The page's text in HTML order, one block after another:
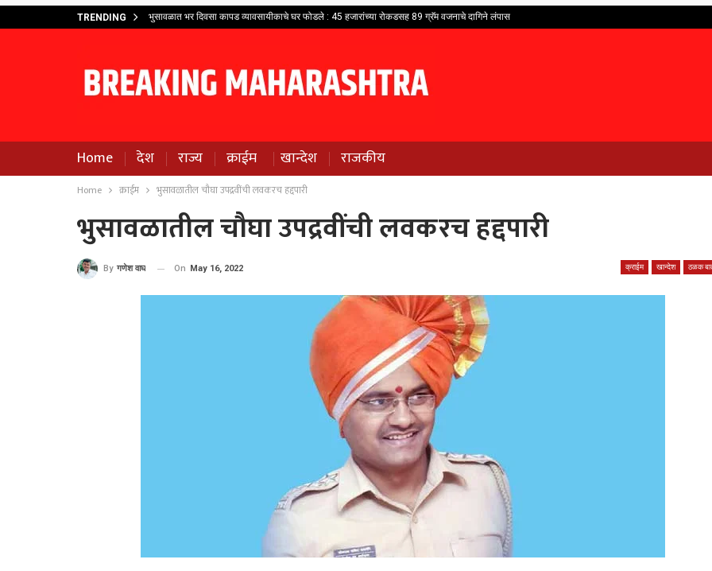
TRENDING भुसावळात भर दिवसा कापड व्यावसायीकाचे घर फोडले : 45 हजारांच्या रोकडसह 89 ग्रॅम वजनाचे दागिने लंपास
Home देश राज्य क्राईम खान्देश राजकीय
Home क्राईम भुसावळातील चौघा उपद्रवींची लवकरच हद्दपारी
भुसावळातील चौघा उपद्रवींची लवकरच हद्दपारी
क्राईम खान्देश ठळक
By गणेश वाघ On May 16, 2022